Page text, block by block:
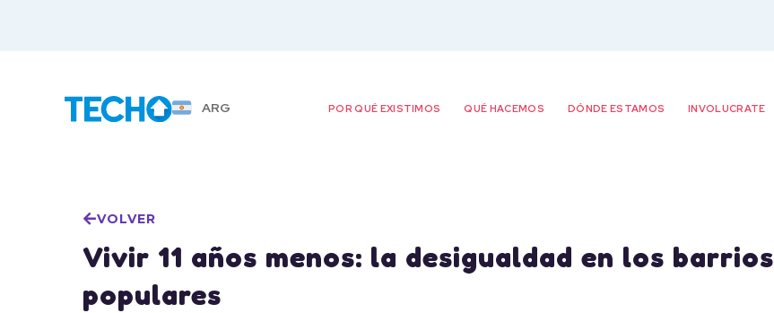
ARG POR QUÉ EXISTIMOS QUÉ HACEMOS DÓNDE ESTAMOS INVOLUCRATE
VOLVER
Vivir 11 años menos: la desigualdad en los barrios
populares